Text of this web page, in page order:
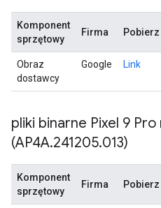
Komponent
sprzętowy
Firma Pobierz
Obraz
dostawcy
Google Link
pliki binarne Pixel 9
(AP4A.241205.013)
Komponent
sprzętowy
Firma Pobierz